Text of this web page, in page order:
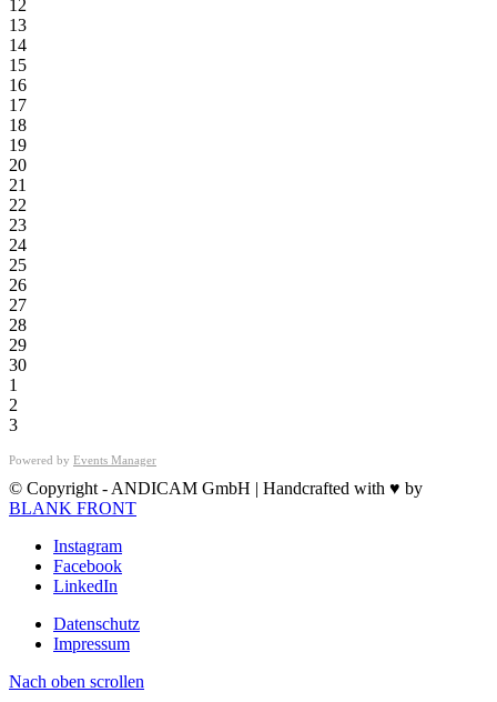
12
13
14
15
16
17
18
19
20
21
22
23
24
25
26
27
28
29
30
1
2
3
Powered by Events Manager
© Copyright - ANDICAM GmbH | Handcrafted with ♥ by
BLANK FRONT
Instagram
Facebook
LinkedIn
Datenschutz
Impressum
Nach oben scrollen